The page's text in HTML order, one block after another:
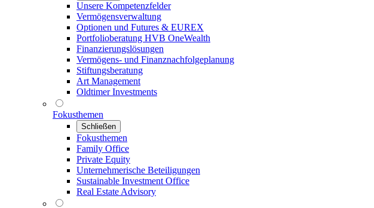
Unsere Kompetenzfelder
Vermögensverwaltung
Optionen und Futures & EUREX
Portfolioberatung HVB OneWealth
Finanzierungslösungen
Vermögens- und Finanznachfolgeplanung
Stiftungsberatung
Art Management
Oldtimer Investments
Fokusthemen
Schließen
Fokusthemen
Family Office
Private Equity
Unternehmerische Beteiligungen
Sustainable Investment Office
Real Estate Advisory